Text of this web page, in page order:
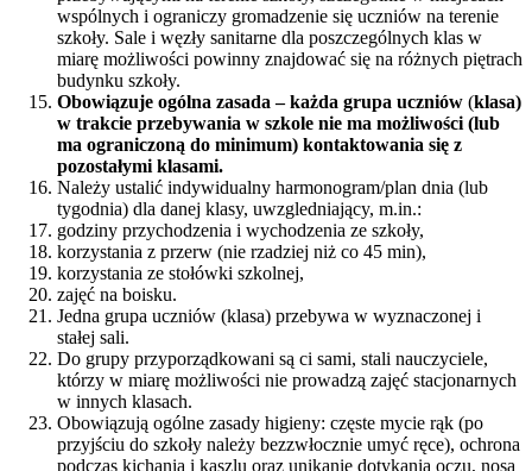
wspólnych i ograniczy gromadzenie się uczniów na terenie
szkoły. Sale i węzły sanitarne dla poszczególnych klas w
miarę możliwości powinny znajdować się na różnych piętrach
budynku szkoły.
Obowiązuje ogólna zasada – każda grupa uczniów (klasa)
w trakcie przebywania w szkole nie ma możliwości (lub
ma ograniczoną do minimum) kontaktowania się z
pozostałymi klasami.
Należy ustalić indywidualny harmonogram/plan dnia (lub
tygodnia) dla danej klasy, uwzgledniający, m.in.:
godziny przychodzenia i wychodzenia ze szkoły,
korzystania z przerw (nie rzadziej niż co 45 min),
korzystania ze stołówki szkolnej,
zajęć na boisku.
Jedna grupa uczniów (klasa) przebywa w wyznaczonej i
stałej sali.
Do grupy przyporządkowani są ci sami, stali nauczyciele,
którzy w miarę możliwości nie prowadzą zajęć stacjonarnych
w innych klasach.
Obowiązują ogólne zasady higieny: częste mycie rąk (po
przyjściu do szkoły należy bezzwłocznie umyć ręce), ochrona
podczas kichania i kaszlu oraz unikanie dotykania oczu, nosa